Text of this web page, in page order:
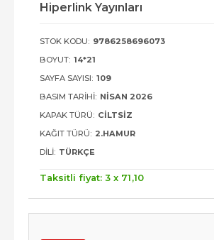
Hiperlink Yayınları
STOK KODU: 9786258696073
BOYUT: 14*21
SAYFA SAYISI: 109
BASIM TARIHI: NISAN 2026
KAPAK TÜRÜ: CILTSIZ
KAĞIT TÜRÜ: 2.HAMUR
DILI: TÜRKÇE
Taksitli fiyat: 3 x 71 ,10